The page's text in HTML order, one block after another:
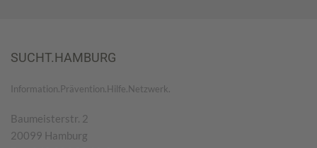
SUCHT.HAMBURG
Information.Prävention.Hilfe.Netzwerk.
Baumeisterstr. 2
20099 Hamburg